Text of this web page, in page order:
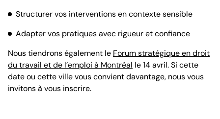
Structurer vos interventions en contexte sensible
Adapter vos pratiques avec rigueur et confiance
Nous tiendrons également le Forum stratégique en droit
du travail et de l’emploi à Montréal le 14 avril. Si cette
date ou cette ville vous convient davantage, nous vous
invitons à vous inscrire.